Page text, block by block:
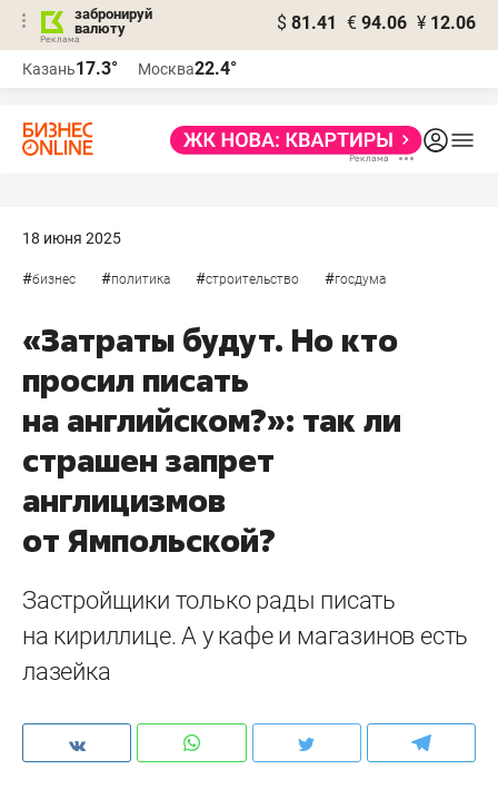
забронируй
валюту
$ 81.41 € 94.06 ¥ 12.06
Казань17.3° Москва22.4°
18 июня 2025
#бизнес #политика #строительство #госдума
«Затраты будут. Но кто
просил писать
на английском?»: так ли
страшен запрет
англицизмов
от Ямпольской?
Застройщики только рады писать
на кириллице. А у кафе и магазинов есть
лазейка